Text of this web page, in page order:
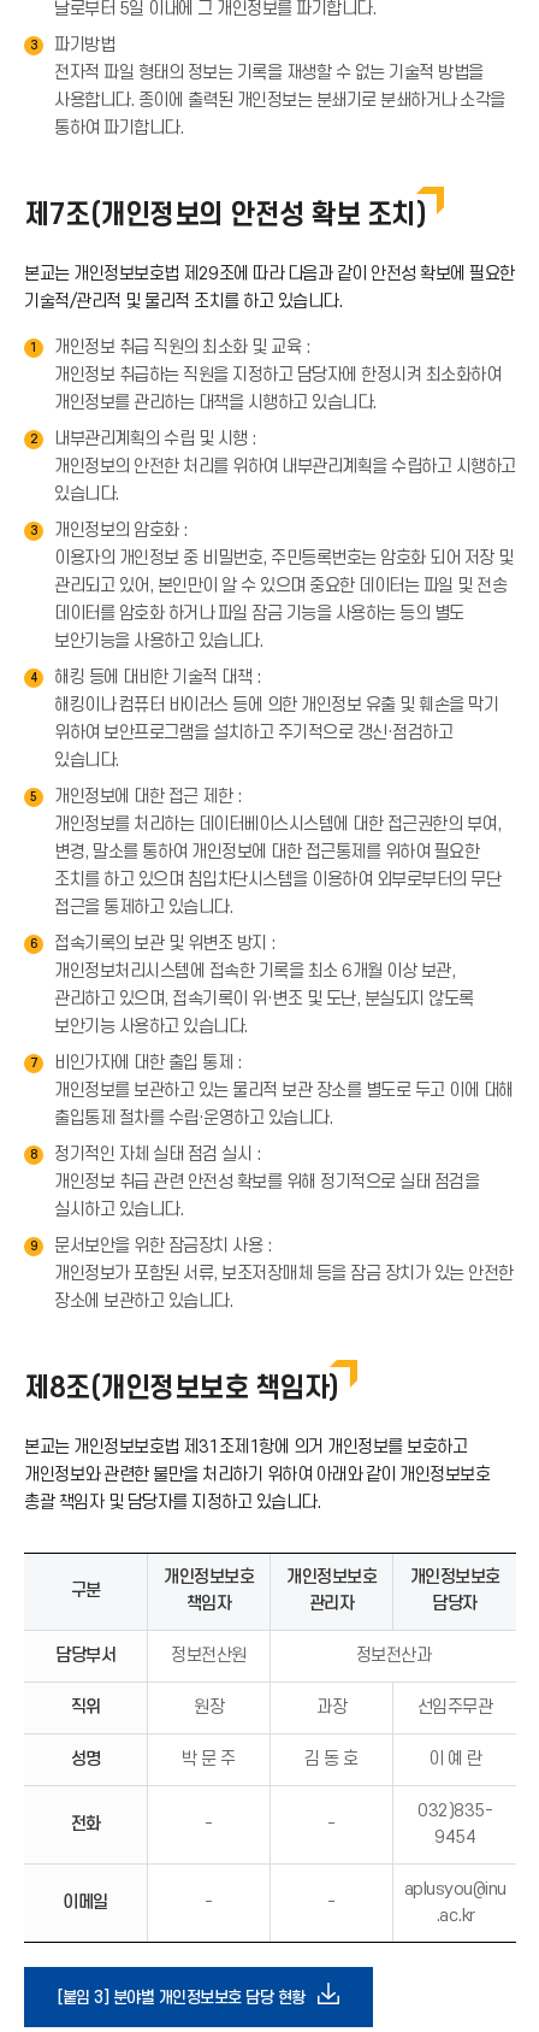
날로부터 5일 이내에 그 개인정보를 파기합니다.
3
파기방법
전자적 파일 형태의 정보는 기록을 재생할 수 없는 기술적 방법을
사용합니다. 종이에 출력된 개인정보는 분쇄기로 분쇄하거나 소각을
통하여 파기합니다.
제7조(개인정보의 안전성 확보 조치)
본교는 개인정보보호법 제29조에 따라 다음과 같이 안전성 확보에 필요한
기술적/관리적 및 물리적 조치를 하고 있습니다.
1
개인정보 취급 직원의 최소화 및 교육 :
개인정보 취급하는 직원을 지정하고 담당자에 한정시켜 최소화하여
개인정보를 관리하는 대책을 시행하고 있습니다.
2
내부관리계획의 수립 및 시행 :
개인정보의 안전한 처리를 위하여 내부관리계획을 수립하고 시행하고
있습니다.
3
개인정보의 암호화 :
이용자의 개인정보 중 비밀번호, 주민등록번호는 암호화 되어 저장 및
관리되고 있어, 본인만이 알 수 있으며 중요한 데이터는 파일 및 전송
데이터를 암호화 하거나 파일 잠금 기능을 사용하는 등의 별도
보안기능을 사용하고 있습니다.
4
해킹 등에 대비한 기술적 대책 :
해킹이나 컴퓨터 바이러스 등에 의한 개인정보 유출 및 훼손을 막기
위하여 보안프로그램을 설치하고 주기적으로 갱신·점검하고
있습니다.
5
개인정보에 대한 접근 제한 :
개인정보를 처리하는 데이터베이스시스템에 대한 접근권한의 부여,
변경, 말소를 통하여 개인정보에 대한 접근통제를 위하여 필요한
조치를 하고 있으며 침입차단시스템을 이용하여 외부로부터의 무단
접근을 통제하고 있습니다.
6
접속기록의 보관 및 위변조 방지 :
개인정보처리시스템에 접속한 기록을 최소 6개월 이상 보관,
관리하고 있으며, 접속기록이 위·변조 및 도난, 분실되지 않도록
보안기능 사용하고 있습니다.
7
비인가자에 대한 출입 통제 :
개인정보를 보관하고 있는 물리적 보관 장소를 별도로 두고 이에 대해
출입통제 절차를 수립·운영하고 있습니다.
8
정기적인 자체 실태 점검 실시 :
개인정보 취급 관련 안전성 확보를 위해 정기적으로 실태 점검을
실시하고 있습니다.
9
문서보안을 위한 잠금장치 사용 :
개인정보가 포함된 서류, 보조저장매체 등을 잠금 장치가 있는 안전한
장소에 보관하고 있습니다.
제8조(개인정보보호 책임자)
본교는 개인정보보호법 제31조제1항에 의거 개인정보를 보호하고
개인정보와 관련한 불만을 처리하기 위하여 아래와 같이 개인정보보호
총괄 책임자 및 담당자를 지정하고 있습니다.
구분
개인정보보호
책임자
개인정보보호
관리자
개인정보보호
담당자
담당부서 정보전산원 정보전산과
직위 원장 과장 선임주무관
성명 박 문 주 김 동 호 이 예 란
전화 - -
032)835-
9454
이메일 - -
aplusyou@inu
.ac.kr
[붙임 3] 분야별 개인정보보호 담당 현황다